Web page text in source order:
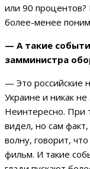
или 90
более-менее
— А такие
замминистра
— Это российские
Украине и никак
Неинтересно. При
видел, но сам
волну, говорит,
фильм. И такие